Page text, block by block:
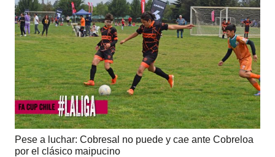
Pese a luchar: Cobresal no puede y cae ante Cobreloa
por el clásico maipucino